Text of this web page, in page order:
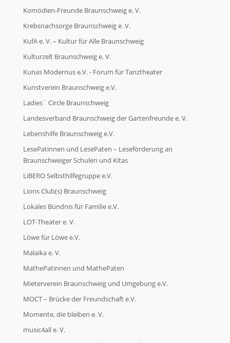
Komödien-Freunde Braunschweig e. V.
Krebsnachsorge Braunschweig e. V.
KufA e. V. – Kultur für Alle Braunschweig
Kulturzelt Braunschweig e. V.
Kunas Modernus e.V. - Forum für Tanztheater
Kunstverein Braunschweig e.V.
Ladies´ Circle Braunschweig
Landesverband Braunschweig der Gartenfreunde e. V.
Lebenshilfe Braunschweig e.V.
LesePatinnen und LesePaten – Leseförderung an
Braunschweiger Schulen und Kitas
LiBERO Selbsthilfegruppe e.V.
Lions Club(s) Braunschweig
Lokales Bündnis für Familie e.V.
LOT-Theater e. V.
Löwe für Löwe e.V.
Malaika e. V.
MathePatinnen und MathePaten
Mieterverein Braunschweig und Umgebung e.V.
MOCT – Brücke der Freundschaft e.V.
Momente, die bleiben e. V.
music4all e. V.